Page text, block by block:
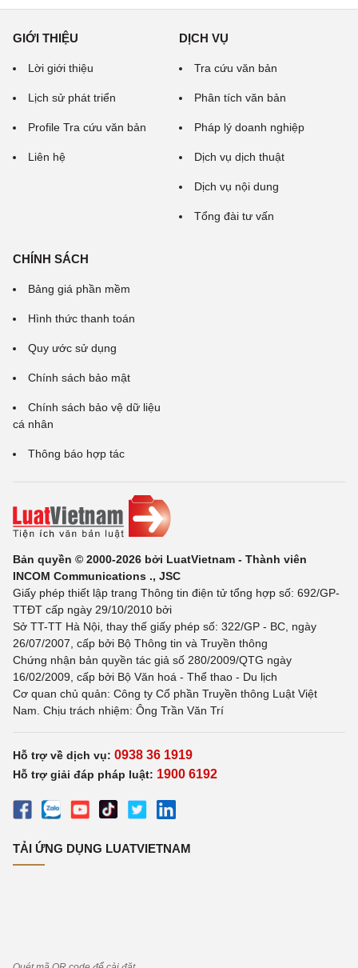
GIỚI THIỆU
Lời giới thiệu
Lịch sử phát triển
Profile Tra cứu văn bản
Liên hệ
DỊCH VỤ
Tra cứu văn bản
Phân tích văn bản
Pháp lý doanh nghiệp
Dịch vụ dịch thuật
Dịch vụ nội dung
Tổng đài tư vấn
CHÍNH SÁCH
Bảng giá phần mềm
Hình thức thanh toán
Quy ước sử dụng
Chính sách bảo mật
Chính sách bảo vệ dữ liệu
cá nhân
Thông báo hợp tác
Bản quyền © 2000-2026 bởi LuatVietnam - Thành viên
INCOM Communications ., JSC
Giấy phép thiết lập trang Thông tin điện tử tổng hợp số: 692/GP-
TTĐT cấp ngày 29/10/2010 bởi
Sở TT-TT Hà Nội, thay thế giấy phép số: 322/GP - BC, ngày
26/07/2007, cấp bởi Bộ Thông tin và Truyền thông
Chứng nhận bản quyền tác giả số 280/2009/QTG ngày
16/02/2009, cấp bởi Bộ Văn hoá - Thể thao - Du lịch
Cơ quan chủ quản: Công ty Cổ phần Truyền thông Luật Việt
Nam. Chịu trách nhiệm: Ông Trần Văn Trí
Hỗ trợ về dịch vụ: 0938 36 1919
Hỗ trợ giải đáp pháp luật: 1900 6192
TẢI ỨNG DỤNG LUATVIETNAM